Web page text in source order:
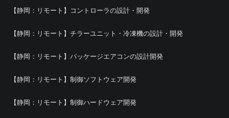
【静岡：リモート】コントローラの設計・開発
【静岡：リモート】チラーユニット・冷凍機の設計・開発
【静岡：リモート】パッケージエアコンの設計開発
【静岡：リモート】制御ソフトウェア開発
【静岡：リモート】制御ハードウェア開発